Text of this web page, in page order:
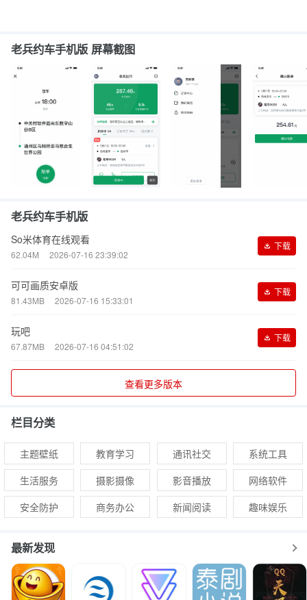
老兵约车手机版 屏幕截图
老兵约车手机版
So米体育在线观看
62.04M 2026-07-16 23:39:02
下载
可可画质安卓版
81.43MB 2026-07-16 15:33:01
下载
玩吧
67.87MB 2026-07-16 04:51:02
下载
查看更多版本
栏目分类
主题壁纸 教育学习 通讯社交
系统工具
生活服务
摄影摄像 影音播放
网络软件
安全防护
商务办公 新闻阅读 趣味娱乐
最新发现